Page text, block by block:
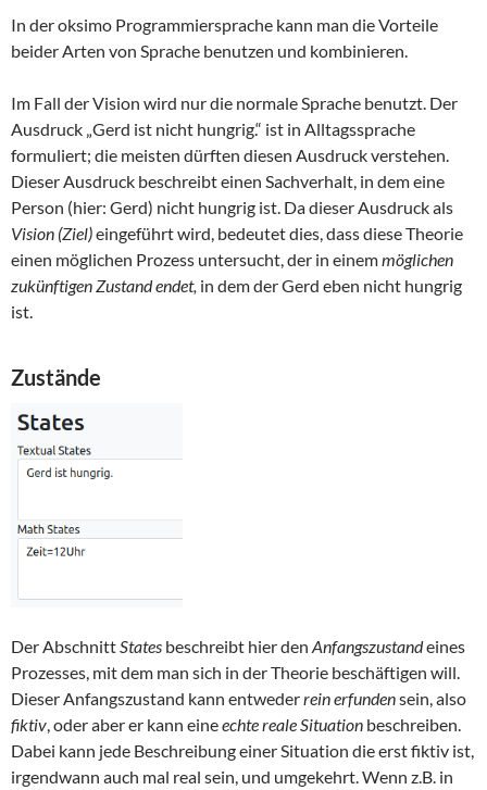
In der oksimo Programmiersprache kann man die Vorteile
beider Arten von Sprache benutzen und kombinieren.
Im Fall der Vision wird nur die normale Sprache benutzt. Der
Ausdruck „Gerd ist nicht hungrig.“ ist in Alltagssprache
formuliert; die meisten dürften diesen Ausdruck verstehen.
Dieser Ausdruck beschreibt einen Sachverhalt, in dem eine
Person (hier: Gerd) nicht hungrig ist. Da dieser Ausdruck als
Vision (Ziel)eingeführt wird, bedeutet dies, dass diese Theorie
einen möglichen Prozess untersucht, der in einemmöglichen
zukünftigen Zustand endet, in dem der Gerd eben nicht hungrig
ist.
Zustände
Der AbschnittStates beschreibt hier den Anfangszustandeines
Prozesses, mit dem man sich in der Theorie beschäftigen will.
Dieser Anfangszustand kann entwederrein erfundensein, also
fiktiv, oder aber er kann eineechte reale Situation beschreiben.
Dabei kann jede Beschreibung einer Situation die erst fiktiv ist,
irgendwann auch mal real sein, und umgekehrt. Wenn z.B. in